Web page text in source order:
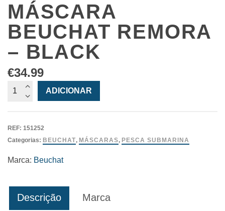
MÁSCARA
BEUCHAT REMORA
– BLACK
€34.99
Quantidade
Black
ADICIONAR
REF: 151252
Categorias: BEUCHAT, MÁSCARAS, PESCA SUBMARINA
Marca: Beuchat
Descrição Marca